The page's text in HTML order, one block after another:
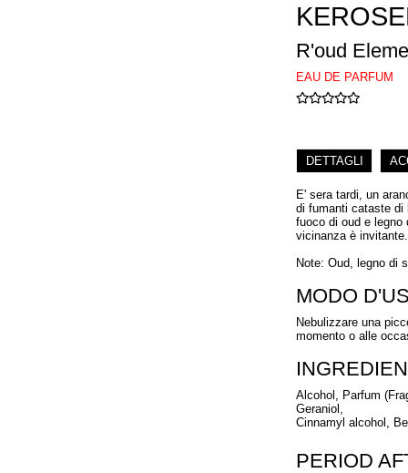
R'oud
EAU DE PARFUM
DETTAGLI
E' sera tardi, un
di fumanti cataste di
fuoco di oud e legno
vicinanza è invitante.
Note: Oud, legno di
MODO
Nebulizzare una
momento o alle
Alcohol, Parfum
Geraniol,
Cinnamyl alcohol,
PERIOD